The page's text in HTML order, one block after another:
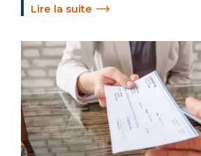
Lire la suite